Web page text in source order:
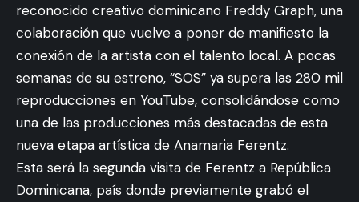
reconocido creativo dominicano Freddy Graph, una
colaboración que vuelve a poner de manifiesto la
conexión de la artista con el talento local. A pocas
semanas de su estreno, “SOS” ya supera las 280 mil
reproducciones en YouTube, consolidándose como
una de las producciones más destacadas de esta
nueva etapa artística de Anamaria Ferentz.
Esta será la segunda visita de Ferentz a República
Dominicana, país donde previamente grabó el